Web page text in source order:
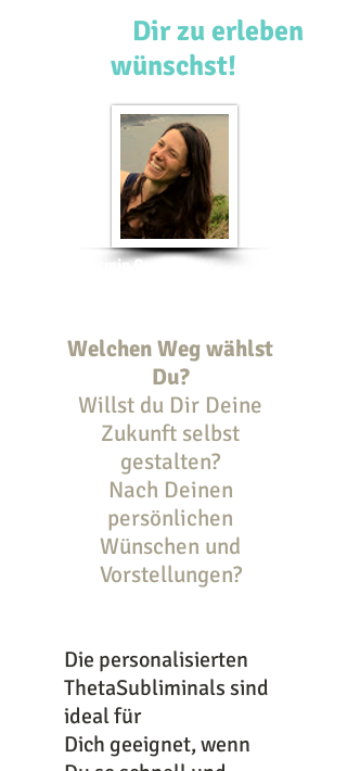
Dir zu erleben
wünschst!
Sarah Jasmin Cartsburg
Welchen Weg wählst
Du?
Willst du Dir Deine
Zukunft selbst
gestalten?
Nach Deinen
persönlichen
Wünschen und
Vorstellungen?
Die personalisierten
ThetaSubliminals sind
ideal für
Dich geeignet, wenn